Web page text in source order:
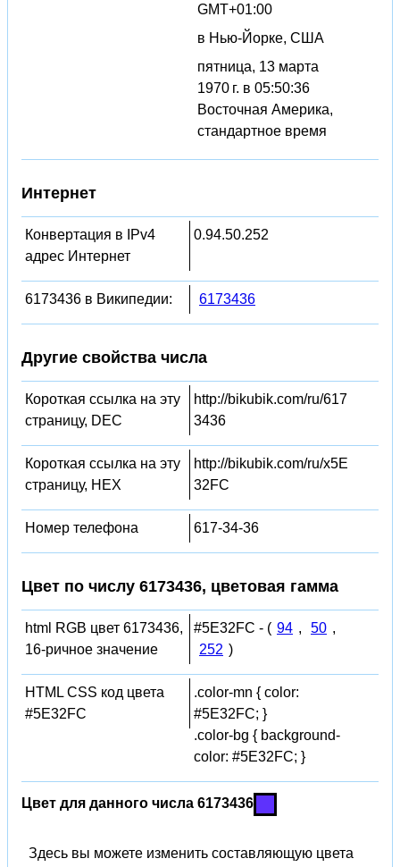
GMT+01:00
в Нью-Йорке, США
пятница, 13 марта
1970 г. в 05:50:36
Восточная Америка,
стандартное время
Интернет
Конвертация в IPv4
адрес Интернет
0.94.50.252
6173436 в Википедии: 6173436
Другие свойства числа
Короткая ссылка на эту
страницу, DEC
http://bikubik.com/ru/617
3436
Короткая ссылка на эту
страницу, HEX
http://bikubik.com/ru/x5E
32FC
Номер телефона 617-34-36
Цвет по числу 6173436, цветовая гамма
html RGB цвет 6173436,
16-ричное значение
#5E32FC - ( 94 , 50 ,
252 )
HTML CSS код цвета
#5E32FC
.color-mn { color:
#5E32FC; }
.color-bg { background-
color: #5E32FC; }
Цвет для данного числа 6173436
Здесь вы можете изменить составляющую цвета